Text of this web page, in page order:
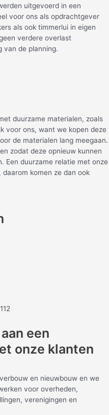
uitgevoerd in een
voor ons als opdrachtgever
als ook timmerlui in eigen
verdere overlast
van de planning.
duurzame materialen, zoals
voor ons, want we kopen deze
de materialen lang meegaan.
zodat deze opnieuw kunnen
Een duurzame relatie met onze
komen ze dan ook
een
onze klanten
en nieuwbouw en we
voor overheden,
verenigingen en